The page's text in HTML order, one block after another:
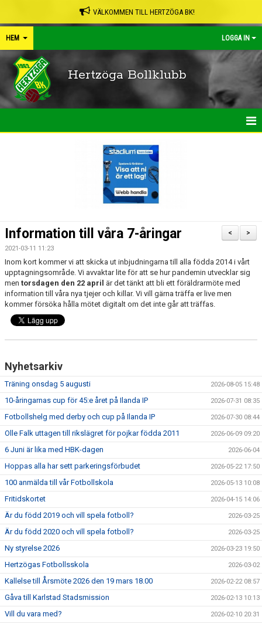
VÄLKOMMEN TILL HERTZÖGA BK!
HEM LOGGA IN
Hertzöga Bollklubb
SHOP
FRISPARKEN
BLI MEDLEM
MATCHER
FÖRENINGSDOKUMENT_GAMLA
SPONSORER
FÖRENINGSDOKUMENT
>
<
Information till våra 7-åringar
2021-03-11 11:23
Inom kort kommer vi att skicka ut inbjudningarna till alla födda 2014 i vårt
upptagningsområde. Vi avvaktar lite för att se hur pandemin utvecklar sig
men torsdagen den 22 april är det tänkt att bli ett föräldrarmöte med
information till våra nya tjejer och killar. Vi vill gärna träffa er live men
kommer försöka hålla mötet digitalt om det inte går att träffas.
Nyhetsarkiv
Träning onsdag 5 augusti 2026-08-05 15:48
10-åringarnas cup för 45:e året på Ilanda IP 2026-07-31 08:35
Fotbollshelg med derby och cup på Ilanda IP 2026-07-30 08:44
Olle Falk uttagen till rikslägret för pojkar födda 2011 2026-06-09 09:20
6 Juni är lika med HBK-dagen 2026-06-04
Hoppas alla har sett parkeringsförbudet 2026-05-22 17:50
100 anmälda till vår Fotbollskola 2026-05-13 10:08
Fritidskortet 2026-04-15 14:06
Är du född 2019 och vill spela fotboll? 2026-03-25
Är du född 2020 och vill spela fotboll? 2026-03-25
Ny styrelse 2026 2026-03-23 19:50
Hertzögas Fotbollsskola 2026-03-02
Kallelse till Årsmöte 2026 den 19 mars 18.00 2026-02-22 08:57
Gåva till Karlstad Stadsmission 2026-02-13 10:13
Vill du vara med? 2026-02-10 20:31